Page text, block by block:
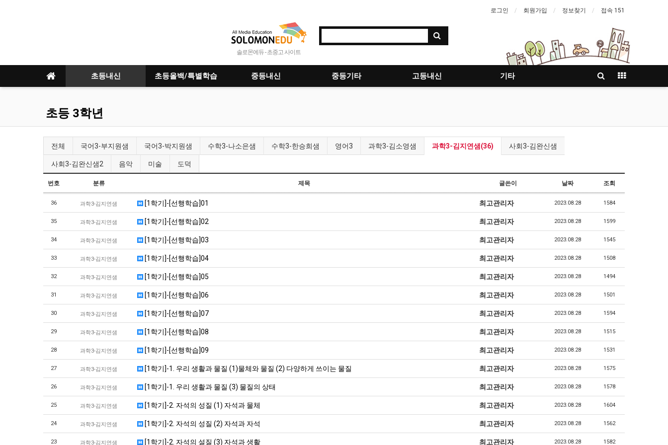
로그인 회원가입 정보찾기 접속 151
솔로몬에듀 - 초중고 사이트
초등내신 초등올백/특별학습 중등내신 중등기타 고등내신 기타
초등 3학년
전체 국어3-부지원샘 국어3-박지원샘 수학3-나소은샘 수학3-한승희샘 영어3 과학3-김소영샘 과학3-김지연샘(36) 사회3-김완신샘
사회3-김완신샘2 음악 미술 도덕
번호 분류 제목 글쓴이 날짜 조회
36 과학3-김지연샘 [1학기]-[선행학습]01 최고관리자 2023.08.28 1584
35 과학3-김지연샘 [1학기]-[선행학습]02 최고관리자 2023.08.28 1599
34 과학3-김지연샘 [1학기]-[선행학습]03 최고관리자 2023.08.28 1545
33 과학3-김지연샘 [1학기]-[선행학습]04 최고관리자 2023.08.28 1508
32 과학3-김지연샘 [1학기]-[선행학습]05 최고관리자 2023.08.28 1494
31 과학3-김지연샘 [1학기]-[선행학습]06 최고관리자 2023.08.28 1501
30 과학3-김지연샘 [1학기]-[선행학습]07 최고관리자 2023.08.28 1594
29 과학3-김지연샘 [1학기]-[선행학습]08 최고관리자 2023.08.28 1515
28 과학3-김지연샘 [1학기]-[선행학습]09 최고관리자 2023.08.28 1531
27 과학3-김지연샘 [1학기]-1. 우리 생활과 물질 (1)물체와 물질 (2) 다양하게 쓰이는 물질 최고관리자 2023.08.28 1575
26 과학3-김지연샘 [1학기]-1. 우리 생활과 물질 (3) 물질의 상태 최고관리자 2023.08.28 1578
25 과학3-김지연샘 [1학기]-2. 자석의 성질 (1) 자석과 물체 최고관리자 2023.08.28 1604
24 과학3-김지연샘 [1학기]-2. 자석의 성질 (2) 자석과 자석 최고관리자 2023.08.28 1562
23 과학3-김지연샘 [1학기]-2. 자석의 설질 (3) 자석과 생활 최고관리자 2023.08.28 1582